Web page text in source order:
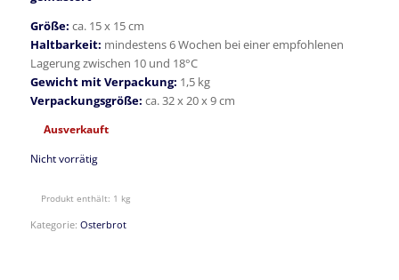
Größe: ca. 15 x 15 cm
Haltbarkeit: mindestens 6 Wochen bei einer empfohlenen
Lagerung zwischen 10 und 18°C
Gewicht mit Verpackung: 1,5 kg
Verpackungsgröße: ca. 32 x 20 x 9 cm
Ausverkauft
Nicht vorrätig
Produkt enthält: 1 kg
Kategorie: Osterbrot